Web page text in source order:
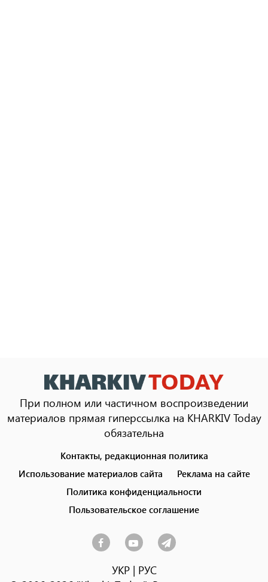
При полном или частичном воспроизведении
материалов прямая гиперссылка на KHARKIV Today
обязательна
menu
Контакты, редакционная политика
Использование материалов сайта
Реклама на сайте
Политика конфиденциальности
Пользовательское соглашение
УКР| РУС